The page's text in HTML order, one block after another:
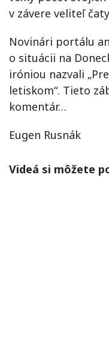
v závere veliteľ
Novinári portálu
o situácii na
iróniou nazvali
letiskom“. Tieto
komentár…
Eugen Rusnák
Videá si môžete